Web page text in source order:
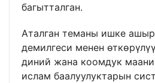
багытталган.
Аталган теманы ишке
демилгеси менен
диний жана коомдук
ислам баалуулуктарын